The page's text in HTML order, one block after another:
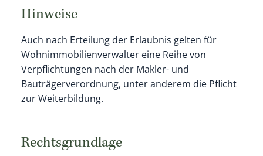
Hinweise
Auch nach Erteilung der Erlaubnis gelten für
Wohnimmobilienverwalter eine Reihe von
Verpflichtungen nach der Makler- und
Bauträgerverordnung, unter anderem die Pflicht
zur Weiterbildung.
Rechtsgrundlage